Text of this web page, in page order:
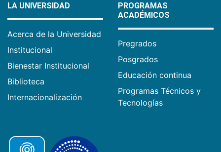
LA UNIVERSIDAD
Acerca de la Universidad
Institucional
Bienestar Institucional
Biblioteca
Internacionalización
PROGRAMAS
ACADÉMICOS
Pregrados
Posgrados
Educación continua
Programas Técnicos y
Tecnologías